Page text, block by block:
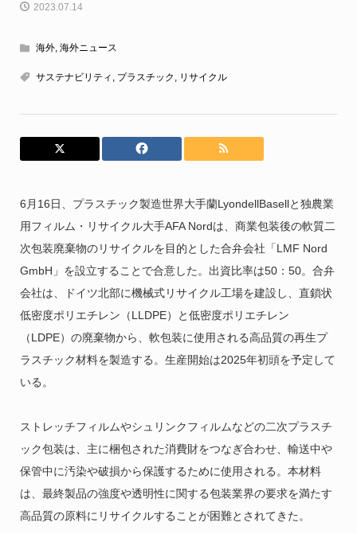
2023.07.14
海外, 海外ニュース
サステナビリティ プラスチック リサイクル
6月16日、プラスチック製造世界大手蘭LyondellBasellと独農業
用フィルム・リサイクル大手AFA Nordは、商業包装後の軟質二
次包装廃棄物のリサイクルを目的とした合弁会社「LMF Nord
GmbH」を設立することで合意した。出資比率は50：50。合弁
会社は、ドイツ北部に機械式リサイクル工場を建設し、直鎖状
低密度ポリエチレン（LLDPE）と低密度ポリエチレン
（LDPE）の廃棄物から、軟包装に使用される高品質の再生プ
ラスチック材料を製造する。生産開始は2025年初頭を予定して
いる。
ストレッチフィルムやシュリンクフィルムなどの二次プラスチ
ック包装は、主に梱包された消費財をつなぎ合わせ、輸送中や
保管中に汚染や破損から保護するために使用される。本材料
は、最終製品の強度や透明性に関する包装業界の要求を満たす
高品質の原料にリサイクルすることが困難とされてきた。